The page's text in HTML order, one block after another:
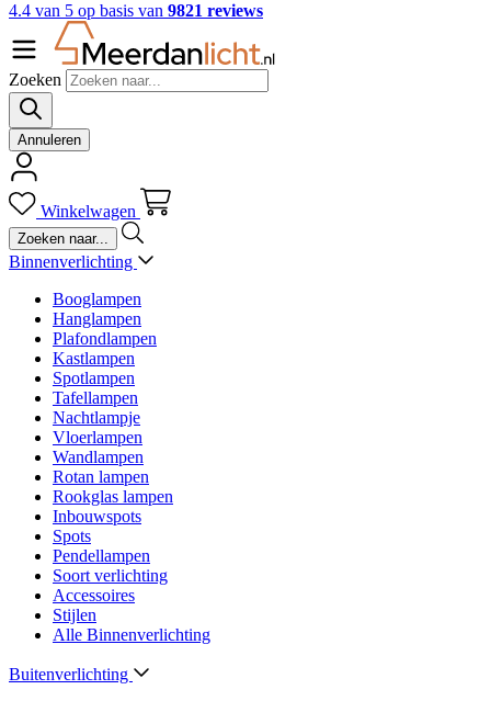
4.4 van 5 op basis van 9821 reviews
Zoeken
Annuleren
Winkelwagen
Binnenverlichting
Booglampen
Hanglampen
Plafondlampen
Kastlampen
Spotlampen
Tafellampen
Nachtlampje
Vloerlampen
Wandlampen
Rotan lampen
Rookglas lampen
Inbouwspots
Spots
Pendellampen
Soort verlichting
Accessoires
Stijlen
Alle Binnenverlichting
Buitenverlichting